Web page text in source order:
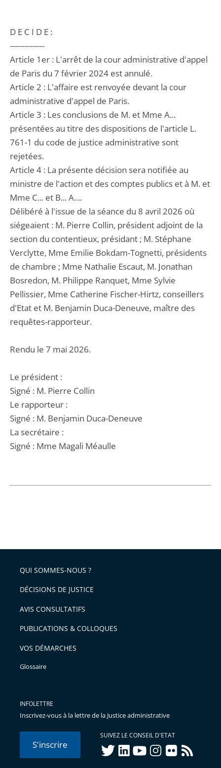
D E C I D E :
--------------
Article 1er : L'arrêt de la cour administrative d'appel
de Paris du 7 février 2024 est annulé.
Article 2 : L'affaire est renvoyée devant la cour
administrative d'appel de Paris.
Article 3 : Les conclusions de M. et Mme A...
présentées au titre des dispositions de l'article L.
761-1 du code de justice administrative sont
rejetées.
Article 4 : La présente décision sera notifiée au
ministre de l'action et des comptes publics et à M. et
Mme C... et B... A....
Délibéré à l'issue de la séance du 8 avril 2026 où
siégeaient : M. Pierre Collin, président adjoint de la
section du contentieux, présidant ; M. Stéphane
Verclytte, Mme Emilie Bokdam-Tognetti, présidents
de chambre ; Mme Nathalie Escaut, M. Jonathan
Bosredon, M. Philippe Ranquet, Mme Sylvie
Pellissier, Mme Catherine Fischer-Hirtz, conseillers
d'Etat et M. Benjamin Duca-Deneuve, maître des
requêtes-rapporteur.
Rendu le 7 mai 2026.
Le président :
Signé : M. Pierre Collin
Le rapporteur :
Signé : M. Benjamin Duca-Deneuve
La secrétaire :
Signé : Mme Magali Méaulle
QUI SOMMES-NOUS ?
DÉCISIONS DE JUSTICE
AVIS CONSULTATIFS
PUBLICATIONS & COLLOQUES
VOS DÉMARCHES
Glossaire
INFOLETTRE
Inscrivez-vous à la lettre de la Justice administrative
S'inscrire
SUIVEZ LE CONSEIL D'ETAT
twitterlinkedInyoutubeinstagram
flickr rss